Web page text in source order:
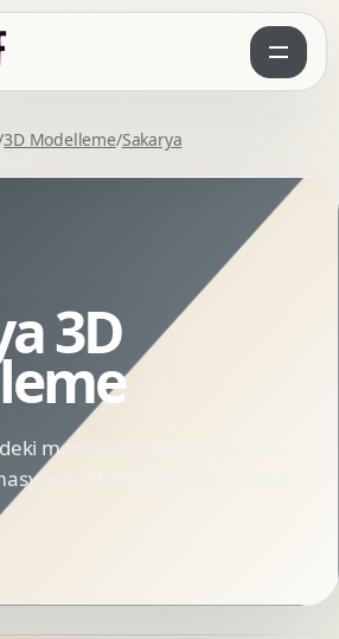
3D Modelleme/Sakarya
3D
markalar için SEO uyumlu,
3D Modelleme hizmet